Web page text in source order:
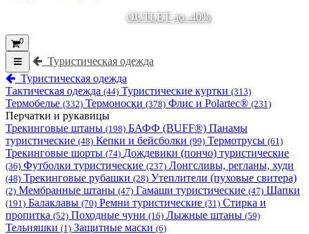
OUTLET до -40%
0
Туристическая одежда
Туристическая одежда
Тактическая одежда (44) Туристические куртки (313)
Термобелье (332) Термоноски (378) Флис и Polartec® (231)
Перчатки и рукавицы
Трекинговые штаны (198) БАФФ (BUFF®) Панамы
туристические (48) Кепки и бейсболки (99) Термотрусы (61)
Трекинговые шорты (74) Дождевики (пончо) туристические
(36) Футболки туристические (237) Лонгсливы, регланы, худи
(48) Трекинговые рубашки (28) Утеплители (пуховые свитера)
(2) Мембранные штаны (47) Гамаши туристические (47) Шапки
(191) Балаклавы (70) Ремни туристические (31) Стирка и
пропитка (52) Походные чуни (16) Лыжные штаны (59)
Тельняшки (1) Защитные маски (6)